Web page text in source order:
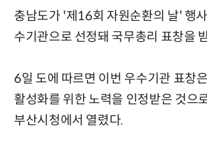
충남도가 '제16회 자원순환의 날' 행
수기관으로 선정돼 국무총리 표창을
6일 도에 따르면 이번 우수기관 표창
활성화를 위한 노력을 인정받은 것으
부산시청에서 열렸다.